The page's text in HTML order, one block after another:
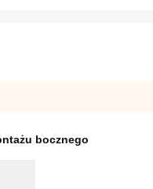
bocznego